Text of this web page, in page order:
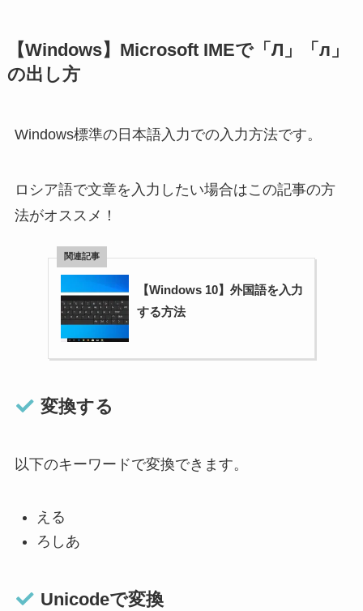
【Windows】Microsoft IMEで「Л」「л」
の出し方
Windows標準の日本語入力での入力方法です。
ロシア語で文章を入力したい場合はこの記事の方
法がオススメ！
【Windows 10】外国語を入力
する方法
変換する
以下のキーワードで変換できます。
える
ろしあ
Unicodeで変換